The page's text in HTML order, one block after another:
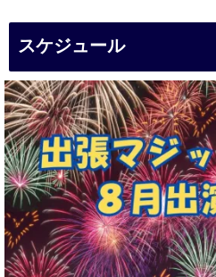
スケジュール